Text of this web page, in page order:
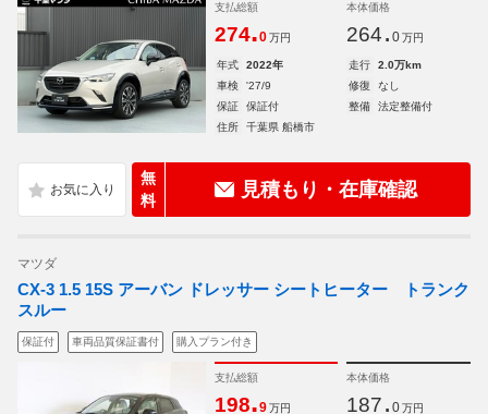
支払総額
274.0 万円
本体価格
264. 0 万円
年式 2022年 走行
2.0万km
車検
'27/9 修復
なし
保証
保証付 整備
法定整備付
住所
千葉県 船橋市
無
料
見積もり・在庫確認
マツダ
CX-3 1.5 15S アーバン ドレッサー シートヒーター トランク
スルー
保証付 車両品質保証書付 購入プラン付き
支払総額
198.9 万円
本体価格
187. 0 万円